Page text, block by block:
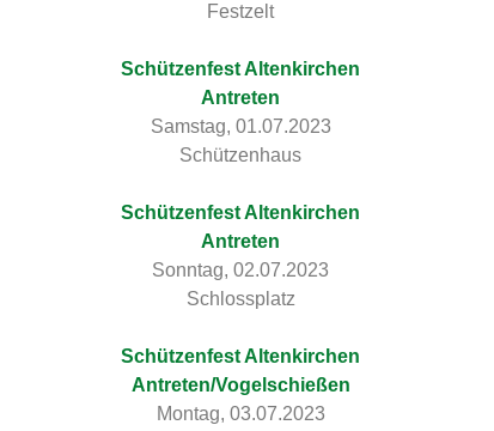
Festzelt
Schützenfest Altenkirchen
Antreten
Samstag, 01.07.2023
Schützenhaus
Schützenfest Altenkirchen
Antreten
Sonntag, 02.07.2023
Schlossplatz
Schützenfest Altenkirchen
Antreten/Vogelschießen
Montag, 03.07.2023